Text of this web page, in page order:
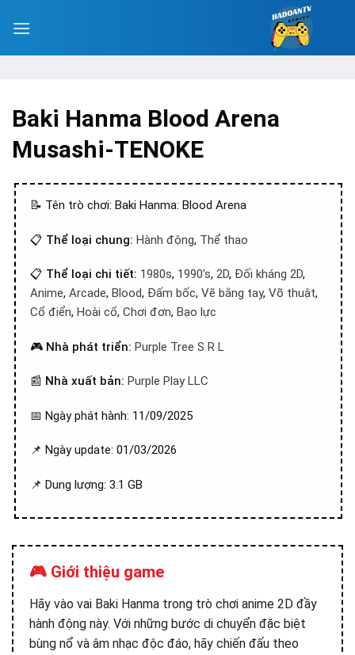
Baki Hanma Blood Arena
Musashi-TENOKE
📝 Tên trò chơi: Baki Hanma: Blood Arena
📋 Thể loại chung: Hành động, Thể thao
📋 Thể loại chi tiết: 1980s, 1990's, 2D, Đối kháng 2D,
Anime, Arcade, Blood, Đấm bốc, Vẽ bằng tay, Võ thuật,
Cổ điển, Hoài cổ, Chơi đơn, Bạo lực
🎮 Nhà phát triển: Purple Tree S R L
📰 Nhà xuất bản: Purple Play LLC
📅 Ngày phát hành: 11/09/2025
📌 Ngày update: 01/03/2026
📌 Dung lượng: 3.1 GB
🎮 Giới thiệu game
Hãy vào vai Baki Hanma trong trò chơi anime 2D đầy
hành động này. Với những bước di chuyển đặc biệt
bùng nổ và âm nhạc độc đáo, hãy chiến đấu theo